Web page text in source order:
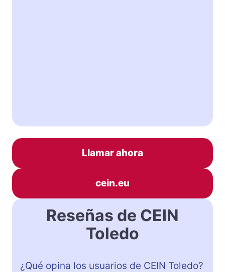
Llamar ahora
cein.eu
Reseñas de CEIN
Toledo
¿Qué opina los usuarios de CEIN Toledo?